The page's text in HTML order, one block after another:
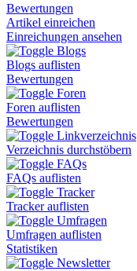
Bewertungen
Artikel einreichen
Einreichungen ansehen
Blogs
Blogs auflisten
Bewertungen
Foren
Foren auflisten
Bewertungen
Linkverzeichnis
Verzeichnis durchstöbern
FAQs
FAQs auflisten
Tracker
Tracker auflisten
Umfragen
Umfragen auflisten
Statistiken
Newsletter